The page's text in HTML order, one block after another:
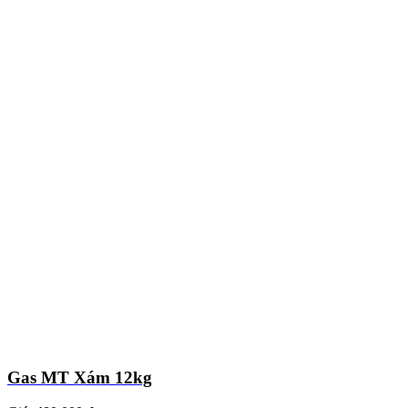
Gas MT Xám 12kg